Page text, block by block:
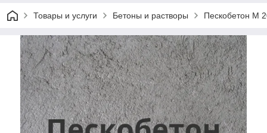
Товары и услуги Бетоны и растворы Пескобетон М